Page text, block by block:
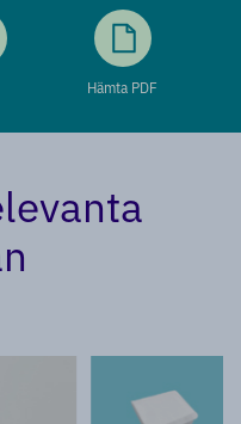
Hämta PDF